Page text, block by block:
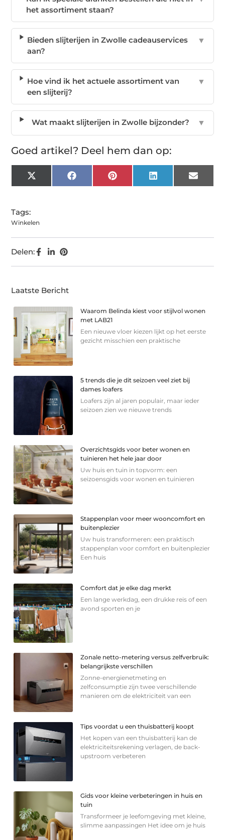
het assortiment staan?
Bieden slijterijen in Zwolle cadeauservices
aan?
▼
Hoe vind ik het actuele assortiment van
een slijterij?
▼
Wat maakt slijterijen in Zwolle bijzonder? ▼
Goed artikel? Deel hem dan op:
X
(Twitter)
FacebookPinterest LinkedIn Email
Tags:
Winkelen
Delen:
Laatste Bericht
Waarom Belinda kiest voor stijlvol wonen
met LAB21
Een nieuwe vloer kiezen lijkt op het eerste
gezicht misschien een praktische
5 trends die je dit seizoen veel ziet bij
dames loafers
Loafers zijn al jaren populair, maar ieder
seizoen zien we nieuwe trends
Overzichtsgids voor beter wonen en
tuinieren het hele jaar door
Uw huis en tuin in topvorm: een
seizoensgids voor wonen en tuinieren
Stappenplan voor meer wooncomfort en
buitenplezier
Uw huis transformeren: een praktisch
stappenplan voor comfort en buitenplezier
Een huis
Comfort dat je elke dag merkt
Een lange werkdag, een drukke reis of een
avond sporten en je
Zonale netto-metering versus zelfverbruik:
belangrijkste verschillen
Zonne-energienetmeting en
zelfconsumptie zijn twee verschillende
manieren om de elektriciteit van een
Tips voordat u een thuisbatterij koopt
Het kopen van een thuisbatterij kan de
elektriciteitsrekening verlagen, de back-
upstroom verbeteren
Gids voor kleine verbeteringen in huis en
tuin
Transformeer je leefomgeving met kleine,
slimme aanpassingen Het idee om je huis